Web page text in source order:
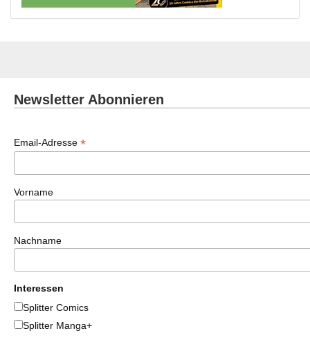
Newsletter Abonnieren
Email-Adresse *
Vorname
Nachname
Interessen
Splitter Comics
Splitter Manga+